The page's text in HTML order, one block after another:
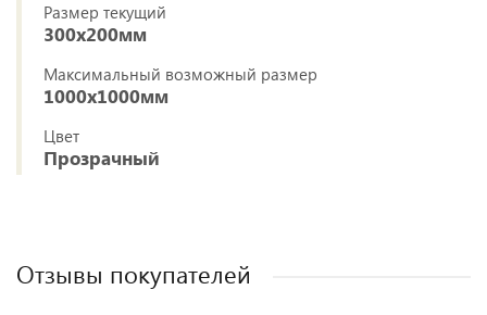
Размер текущий
300х200мм
Максимальный возможный размер
1000х1000мм
Цвет
Прозрачный
Отзывы покупателей